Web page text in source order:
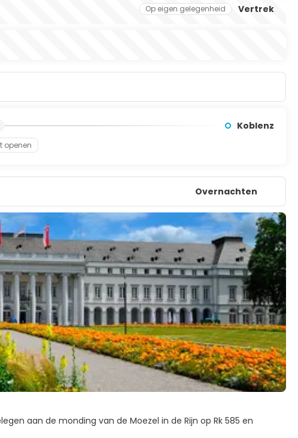
Op eigen gelegenheid Vertrek
Koblenz
openen
Overnachten
aan de monding van de Moezel in de Rijn op Rk 585 en